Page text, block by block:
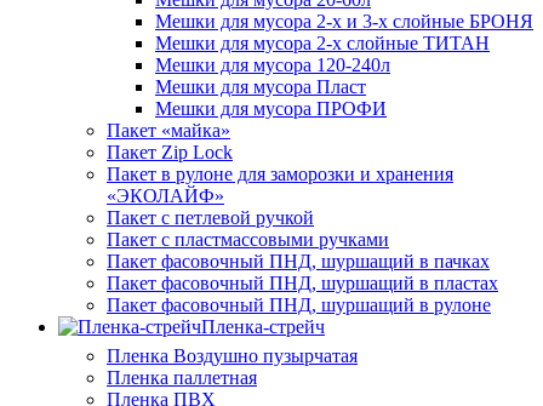
Мешки для мусора 2-х и 3-х слойные БРОНЯ
Мешки для мусора 2-х слойные ТИТАН
Мешки для мусора 120-240л
Мешки для мусора Пласт
Мешки для мусора ПРОФИ
Пакет «майка»
Пакет Zip Lock
Пакет в рулоне для заморозки и хранения
«ЭКОЛАЙФ»
Пакет с петлевой ручкой
Пакет с пластмассовыми ручками
Пакет фасовочный ПНД, шуршащий в пачках
Пакет фасовочный ПНД, шуршащий в пластах
Пакет фасовочный ПНД, шуршащий в рулоне
Пленка-стрейч
Пленка Воздушно пузырчатая
Пленка паллетная
Пленка ПВХ